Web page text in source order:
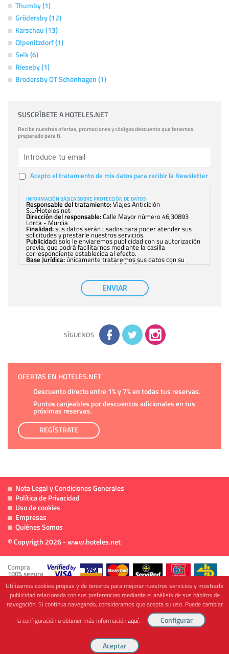
Thumby (1)
Grödersby (12)
Karschau (13)
Olpenitzdorf (1)
Selk (6)
Rieseby (1)
Brodersby OT Schönhagen (1)
SUSCRÍBETE A HOTELES.NET
Recibe nuestras ofertas, promociones y códigos descuento que tenemos
preparado para ti.
Acepto el tratamiento de mis datos para recibir la Newsletter
INFORMACIÓN BÁSICA SOBRE PROTECCIÓN DE DATOS
Responsable del tratamiento:Viajes Anticiclón
S.L/Hoteles.net
Dirección del responsable:Calle Mayor número 46,30893
Lorca - Murcia
Finalidad:sus datos serán usados para poder atender sus
solicitudes y prestarle nuestros servicios.
Publicidad:solo le enviaremos publicidad con su autorización
previa, que podrá facilitarnos mediante la casilla
correspondiente establecida al efecto.
Base Jurídica:únicamente trataremos sus datos con su
consentimiento previo, que podrá facilitarnos mediante la
con carácter general, sólo el personal de
nuestra entidad que esté debidamente autorizado podrá
tener conocimiento de la información que le pedimos. No se
comunicarán datos a terceros.
adicional y detallada sobre cómo tratamos sus datos en la
política de privacidad
ENVIAR
SÍGUENOS
OFERTAS EN HOTELES.NET
Descuento directo entre 1% y 7% en todas tus reservas.
Puntos canjeables por descuentos adicionales en tus
próximas reservas.
REGÍSTRATE
Nota Legal y Condiciones Generales
Política de Privacidad
Uso de cookies
Empresas
Quiénes Somos
© Copyrigth 2026 - www.hoteles.net
Compra
100% segura
Cofinanciado por
Viajes Anticiclón, S.L. Agencia de Viajes Online - C.I. MU-107-2-25. C/ Mayor nº46 Bajo,
Utilizamos cookies propias y de terceros para mejorar nuestros servicios y mostrarle
publicidad relacionada con sus preferencias mediante el análisis de sus hábitos de
navegación. Si continua navegando, consideramos que acepta su uso. Puede cambiar
la configuración u obtener más informaciónaquí.